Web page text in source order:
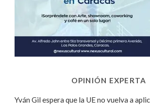
OPINIÓN EXPERTA
Yván Gil espera que la UE no vuelva a